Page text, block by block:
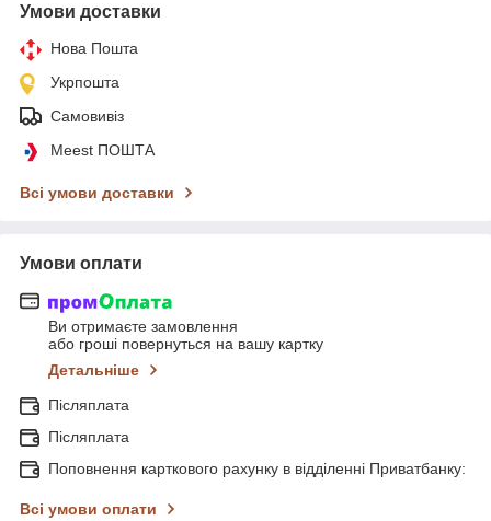
Умови доставки
Нова Пошта
Укрпошта
Самовивіз
Meest ПОШТА
Всі умови доставки
Умови оплати
Ви отримаєте замовлення
або гроші повернуться на вашу картку
Детальніше
Післяплата
Післяплата
Поповнення карткового рахунку в відділенні Приватбанку:
Всі умови оплати